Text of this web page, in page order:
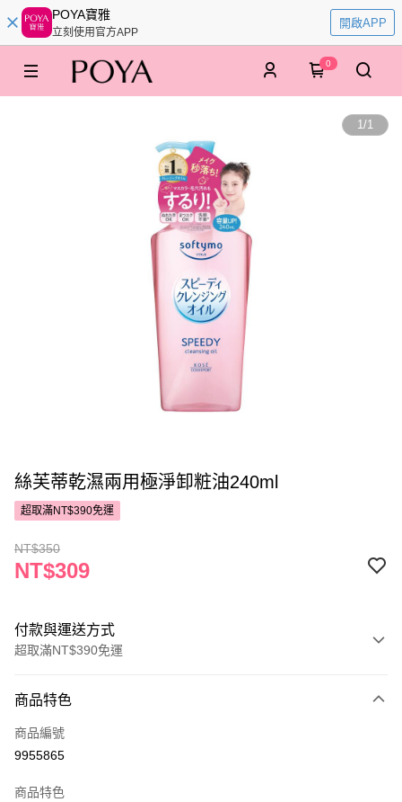
POYA寶雅
立刻使用官方APP
開啟APP
0
1/1
絲芙蒂乾濕兩用極淨卸粧油240ml
超取滿NT$390免運
NT$350
NT$309
付款與運送方式
超取滿NT$390免運
POYA支付
信用卡一次付款
商品特色
商品編號
9955865
商品特色